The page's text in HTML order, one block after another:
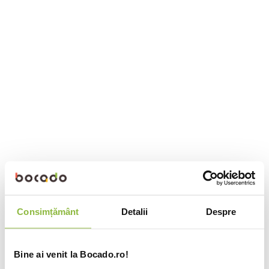
Consimțământ Detalii Despre
Bine ai venit la Bocado.ro!